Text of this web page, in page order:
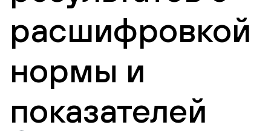
расшифровкой
нормы и
показателей